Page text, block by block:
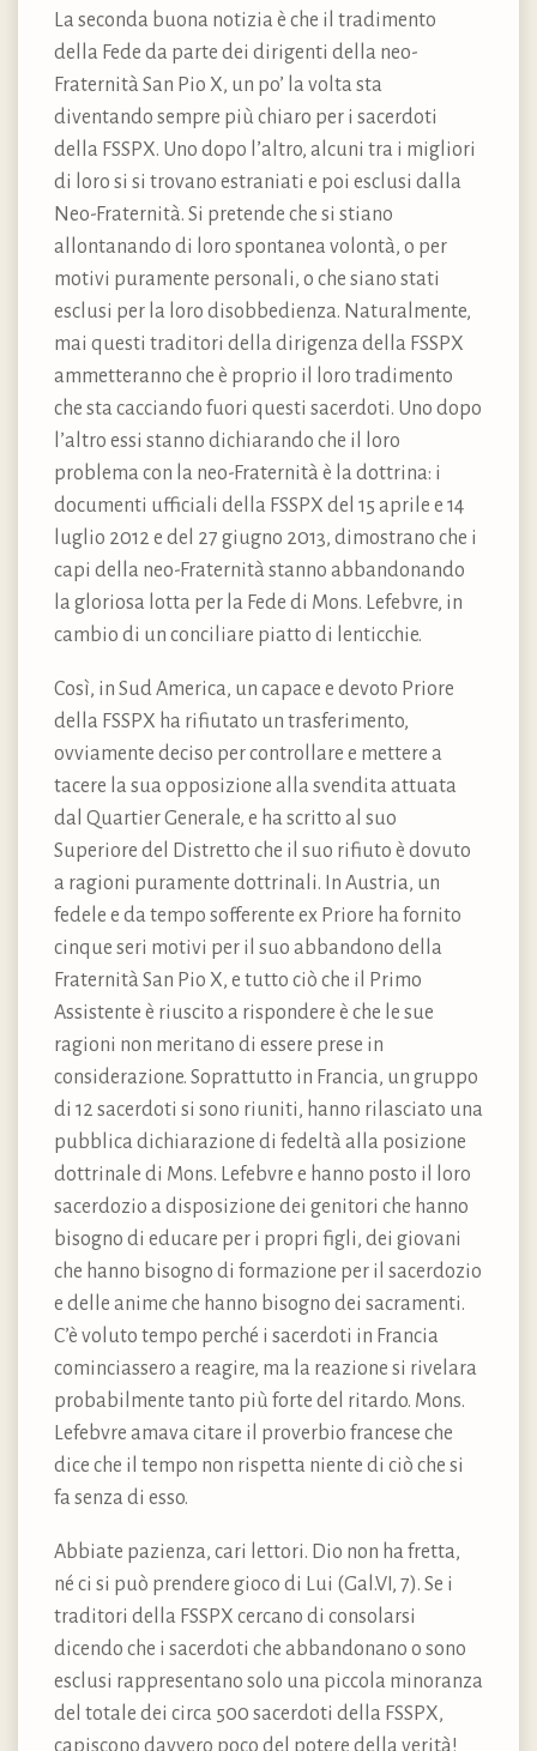
La seconda buona notizia è che il tradimento
della Fede da parte dei dirigenti della neo-
Fraternità San Pio X, un po’ la volta sta
diventando sempre più chiaro per i sacerdoti
della FSSPX. Uno dopo l’altro, alcuni tra i migliori
di loro si si trovano estraniati e poi esclusi dalla
Neo-Fraternità. Si pretende che si stiano
allontanando di loro spontanea volontà, o per
motivi puramente personali, o che siano stati
esclusi per la loro disobbedienza. Naturalmente,
mai questi traditori della dirigenza della FSSPX
ammetteranno che è proprio il loro tradimento
che sta cacciando fuori questi sacerdoti. Uno dopo
l’altro essi stanno dichiarando che il loro
problema con la neo-Fraternità è la dottrina: i
documenti ufficiali della FSSPX del 15 aprile e 14
luglio 2012 e del 27 giugno 2013, dimostrano che i
capi della neo-Fraternità stanno abbandonando
la gloriosa lotta per la Fede di Mons. Lefebvre, in
cambio di un conciliare piatto di lenticchie.
Così, in Sud America, un capace e devoto Priore
della FSSPX ha rifiutato un trasferimento,
ovviamente deciso per controllare e mettere a
tacere la sua opposizione alla svendita attuata
dal Quartier Generale, e ha scritto al suo
Superiore del Distretto che il suo rifiuto è dovuto
a ragioni puramente dottrinali. In Austria, un
fedele e da tempo sofferente ex Priore ha fornito
cinque seri motivi per il suo abbandono della
Fraternità San Pio X, e tutto ciò che il Primo
Assistente è riuscito a rispondere è che le sue
ragioni non meritano di essere prese in
considerazione. Soprattutto in Francia, un gruppo
di 12 sacerdoti si sono riuniti, hanno rilasciato una
pubblica dichiarazione di fedeltà alla posizione
dottrinale di Mons. Lefebvre e hanno posto il loro
sacerdozio a disposizione dei genitori che hanno
bisogno di educare per i propri figli, dei giovani
che hanno bisogno di formazione per il sacerdozio
e delle anime che hanno bisogno dei sacramenti.
C’è voluto tempo perché i sacerdoti in Francia
cominciassero a reagire, ma la reazione si rivelara
probabilmente tanto più forte del ritardo. Mons.
Lefebvre amava citare il proverbio francese che
dice che il tempo non rispetta niente di ciò che si
fa senza di esso.
Abbiate pazienza, cari lettori. Dio non ha fretta,
né ci si può prendere gioco di Lui (Gal.VI, 7). Se i
traditori della FSSPX cercano di consolarsi
dicendo che i sacerdoti che abbandonano o sono
esclusi rappresentano solo una piccola minoranza
del totale dei circa 500 sacerdoti della FSSPX,
capiscono davvero poco del potere della verità!